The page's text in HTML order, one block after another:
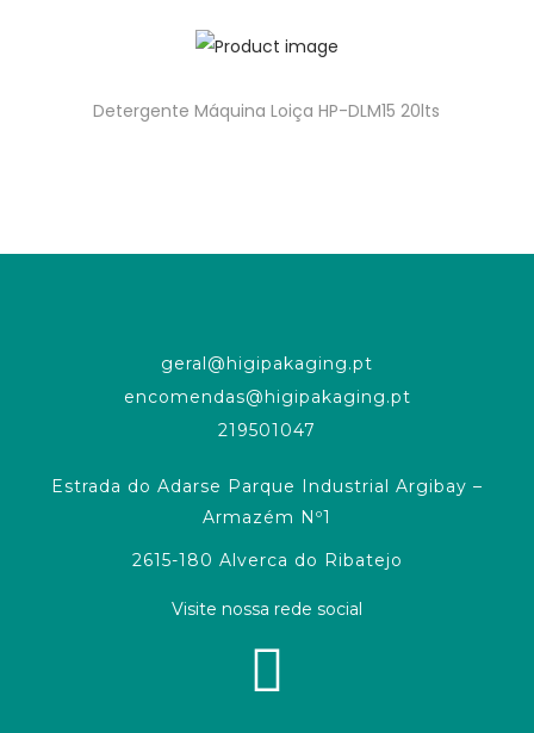
Detergente Máquina Loiça HP-DLM15 20lts
geral@higipakaging.pt
encomendas@higipakaging.pt
219501047
Estrada do Adarse Parque Industrial Argibay –
Armazém Nº1
2615-180 Alverca do Ribatejo
Visite nossa rede social